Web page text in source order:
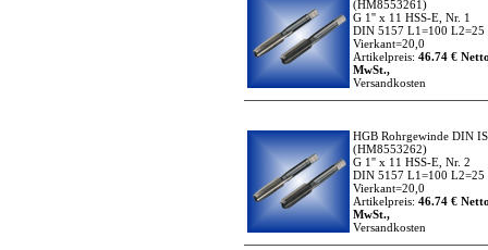
(HM8553261)
G 1'' x 11 HSS-E, Nr. 1
DIN 5157 L1=100 L2=25
Vierkant=20,0
Artikelpreis: 46.74 €
MwSt.,
Versandkosten
HGB Rohrgewinde DIN
(HM8553262)
G 1'' x 11 HSS-E, Nr. 2
DIN 5157 L1=100 L2=25
Vierkant=20,0
Artikelpreis: 46.74 €
MwSt.,
Versandkosten